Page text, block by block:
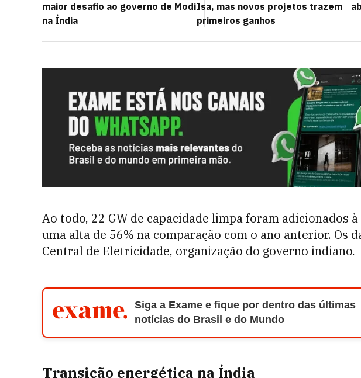
maior desafio ao governo de Modi
na Índia
Isa, mas novos projetos trazem
primeiros ganhos
Ao todo, 22 GW de capacidade limpa foram adicionados
uma alta de 56% na comparação com o ano anterior. Os
Central de Eletricidade, organização do governo indiano.
Siga a Exame e fique por dentro das últimas
notícias do Brasil e do Mundo
Transição energética na Índia